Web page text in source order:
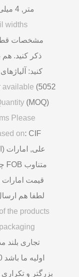
متر, 4 میلی متر, و 5
widths
مشخصات قطر
ذکر کنید.
5052)
available
(MOQ)
Please
on
علی, امارات
قیمت
لطفا هم
the products
تجاری بلند
بزرگتر و